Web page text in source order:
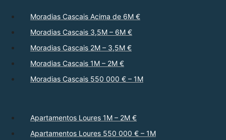
Moradias Cascais Acima de 6M €
Moradias Cascais 3,5M – 6M €
Moradias Cascais 2M – 3,5M €
Moradias Cascais 1M – 2M €
Moradias Cascais 550 000 € – 1M
Apartamentos Loures 1M – 2M €
Apartamentos Loures 550 000 € – 1M